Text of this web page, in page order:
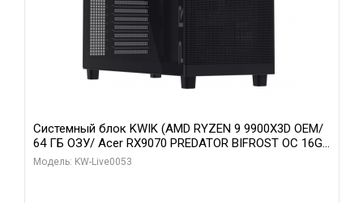
Системный блок KWIK (AMD RYZEN 9 9900X3D OEM/
64 ГБ ОЗУ/ Acer RX9070 PREDATOR BIFROST OC 16GB
GDDR6 256bit 3x/ 1 ТБ SSD)
Модель: KW-Live0053